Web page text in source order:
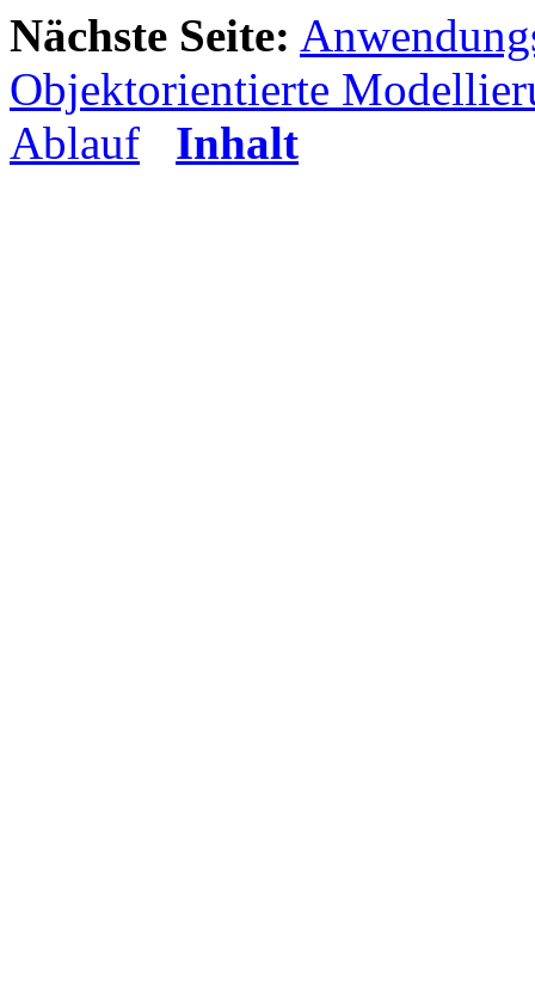
Nächste Seite:
Objektorientierte
Ablauf
Inhalt